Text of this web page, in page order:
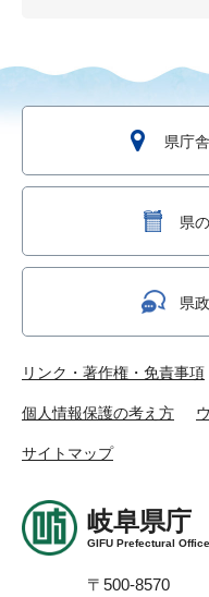
県庁
県
県
リンク・著作権・免責事項
個人情報保護の考え方
サイトマップ
岐阜県庁
GIFU Prefectural Office
〒500-8570